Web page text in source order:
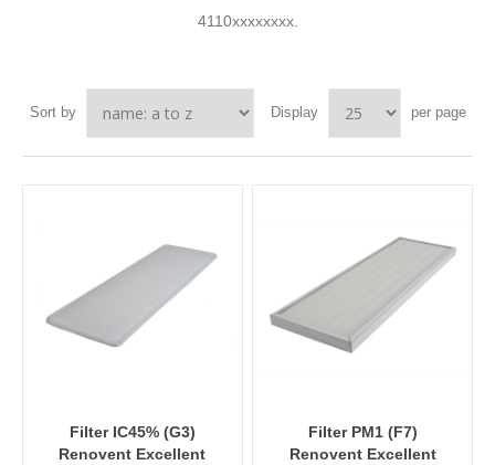
4110xxxxxxxx.
Sort by Display per page
Filter IC45% (G3)
Renovent Excellent
Filter PM1 (F7)
Renovent Excellent